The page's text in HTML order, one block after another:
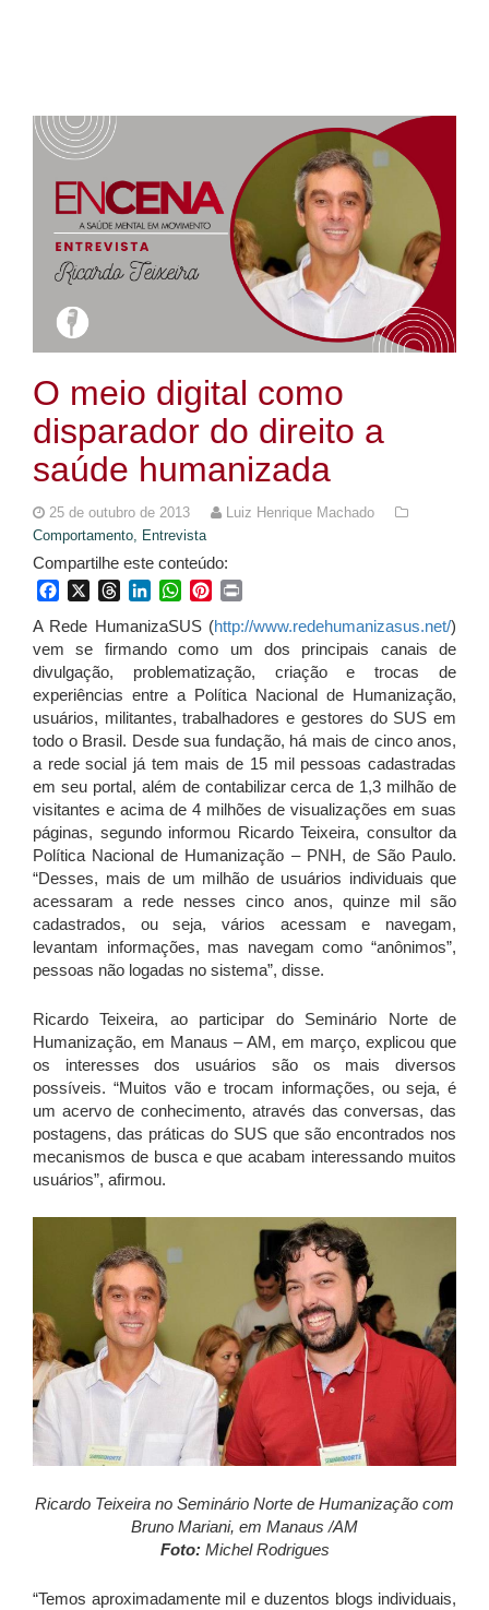
O meio digital como
disparador do direito a
saúde humanizada
25 de outubro de 2013
Luiz Henrique Machado
Comportamento,
Entrevista
Compartilhe este conteúdo:
FacebookThreadsLinkedInWhatsApp
Pinterest
A Rede HumanizaSUS (http://www.redehumanizasus.net/)
vem se firmando como um dos principais canais de
divulgação, problematização, criação e trocas de
experiências entre a Política Nacional de Humanização,
usuários, militantes, trabalhadores e gestores do SUS em
todo o Brasil. Desde sua fundação, há mais de cinco anos,
a rede social já tem mais de 15 mil pessoas cadastradas
em seu portal, além de contabilizar cerca de 1,3 milhão de
visitantes e acima de 4 milhões de visualizações em suas
páginas, segundo informou Ricardo Teixeira, consultor da
Política Nacional de Humanização – PNH, de São Paulo.
“Desses, mais de um milhão de usuários individuais que
acessaram a rede nesses cinco anos, quinze mil são
cadastrados, ou seja, vários acessam e navegam,
levantam informações, mas navegam como “anônimos”,
pessoas não logadas no sistema”, disse.
Ricardo Teixeira, ao participar do Seminário Norte de
Humanização, em Manaus – AM, em março, explicou que
os interesses dos usuários são os mais diversos
possíveis. “Muitos vão e trocam informações, ou seja, é
um acervo de conhecimento, através das conversas, das
postagens, das práticas do SUS que são encontrados nos
mecanismos de busca e que acabam interessando muitos
usuários”, afirmou.
Ricardo Teixeira no Seminário Norte de Humanização com
Bruno Mariani, em Manaus /AM
Foto:Michel Rodrigues
“Temos aproximadamente mil e duzentos blogs individuais,